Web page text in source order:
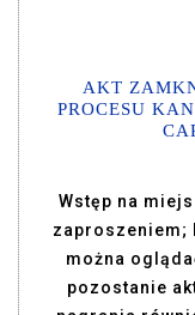
AKT
PROCESU
Wstęp na
zaproszeniem;
można
pozostanie